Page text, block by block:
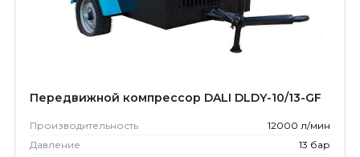
Передвижной компрессор DALI DLDY-10/13-GF
Производитель­ность
12000 л/мин
Давление
13 бар